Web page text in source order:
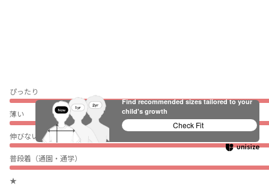
ぴったり
薄い
伸びない
普段着（通園・通学）
★
Find recommended sizes tailored to your
child's growth
Check Fit